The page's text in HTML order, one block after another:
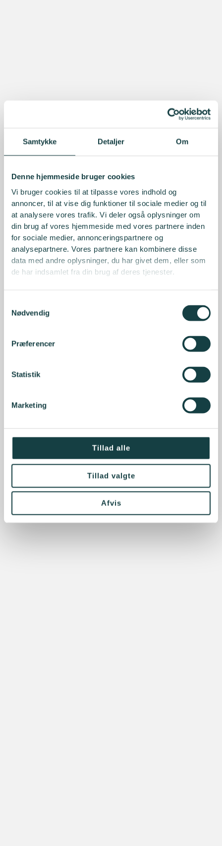
Samtykke Detaljer Om
Denne hjemmeside bruger cookies
Vi bruger cookies til at tilpasse vores indhold og
annoncer, til at vise dig funktioner til sociale medier og til
at analysere vores trafik. Vi deler også oplysninger om
din brug af vores hjemmeside med vores partnere inden
for sociale medier, annonceringspartnere og
analysepartnere. Vores partnere kan kombinere disse
data med andre oplysninger, du har givet dem, eller som
de har indsamlet fra din brug af deres tjenester.
Nødvendig
Præferencer
Statistik
Marketing
Tillad alle
Tillad valgte
Afvis